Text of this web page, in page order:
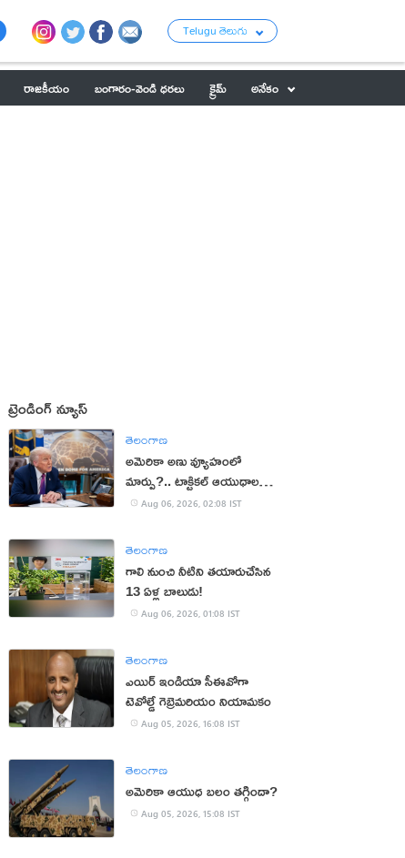
Telugu తెలుగు
రాజకీయం బంగారం-వెండి ధరలు క్రైమ్
అనేకం
ట్రెండింగ్ న్యూస్
తెలంగాణ
అమెరికా అణు వ్యూహంలో
మార్పు?.. టాక్టికల్ ఆయుధాలకు
ప్రాధాన్యం!
Aug 06, 2026, 02:08 IST
తెలంగాణ
గాలి నుంచి నీటిని తయారుచేసిన
13 ఏళ్ల బాలుడు!
Aug 06, 2026, 01:08 IST
తెలంగాణ
ఎయిర్ ఇండియా సీఈవోగా
టెవోల్డే గెబ్రెమరియం నియామకం
Aug 05, 2026, 16:08 IST
తెలంగాణ
అమెరికా ఆయుధ బలం తగ్గిందా?
Aug 05, 2026, 15:08 IST